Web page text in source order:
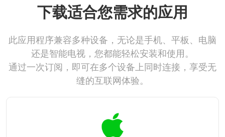
下载适合您需求的应用
此应用程序兼容多种设备，无论是手机、平板、电脑
还是智能电视，您都能轻松安装和使用。
通过一次订阅，即可在多个设备上同时连接，享受无
缝的互联网体验。